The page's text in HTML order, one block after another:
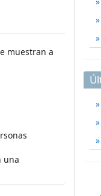
muestran a
una